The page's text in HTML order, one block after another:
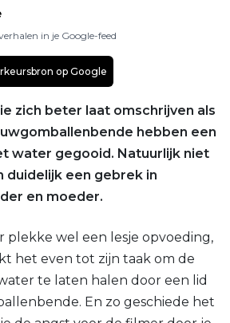
in je Google-feed
op Google
zich beter laat omschrijven als
hebben een
water gegooid. Natuurlijk niet
duidelijk een gebrek in
en moeder.
plekke wel een lesje opvoeding,
het even tot zijn taak om de
te laten halen door een lid
En zo geschiede het